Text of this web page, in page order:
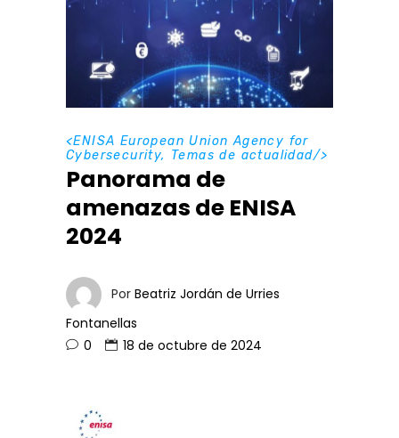
<ENISA European Union Agency for
Cybersecurity, Temas de actualidad/>
Panorama de
amenazas de ENISA
2024
Por Beatriz Jordán de Urries
Fontanellas
0
18 de octubre de 2024